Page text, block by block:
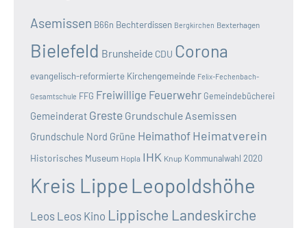
Asemissen B66n Bechterdissen Bergkirchen Bexterhagen
Bielefeld Brunsheide CDU Corona
evangelisch-reformierte Kirchengemeinde Felix-Fechenbach-
Gesamtschule FFG Freiwillige Feuerwehr Gemeindebücherei
Gemeinderat Greste Grundschule Asemissen
Grundschule Nord Grüne Heimathof Heimatverein
Historisches Museum Hopla IHK Knup Kommunalwahl 2020
Kreis Lippe Leopoldshöhe
Leos Leos Kino Lippische Landeskirche